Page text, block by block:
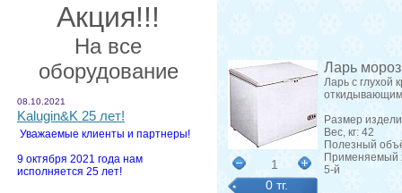
Акция!!!
На все
оборудование
08.10.2021
Kalugin&K 25 лет!
Уважаемые клиенты и партнеры!
9 октября 2021 года нам
исполняется 25 лет!
1
0 тг.
Ларь
Ларь с глухой
Размер
Вес, кг: 42
Полезный
Применяемый
5-й